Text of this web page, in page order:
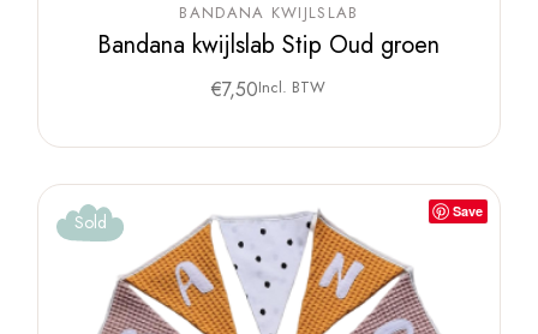
BANDANA KWIJLSLAB
Bandana kwijlslab Stip Oud groen
€7,50Incl. BTW
Save
Sold